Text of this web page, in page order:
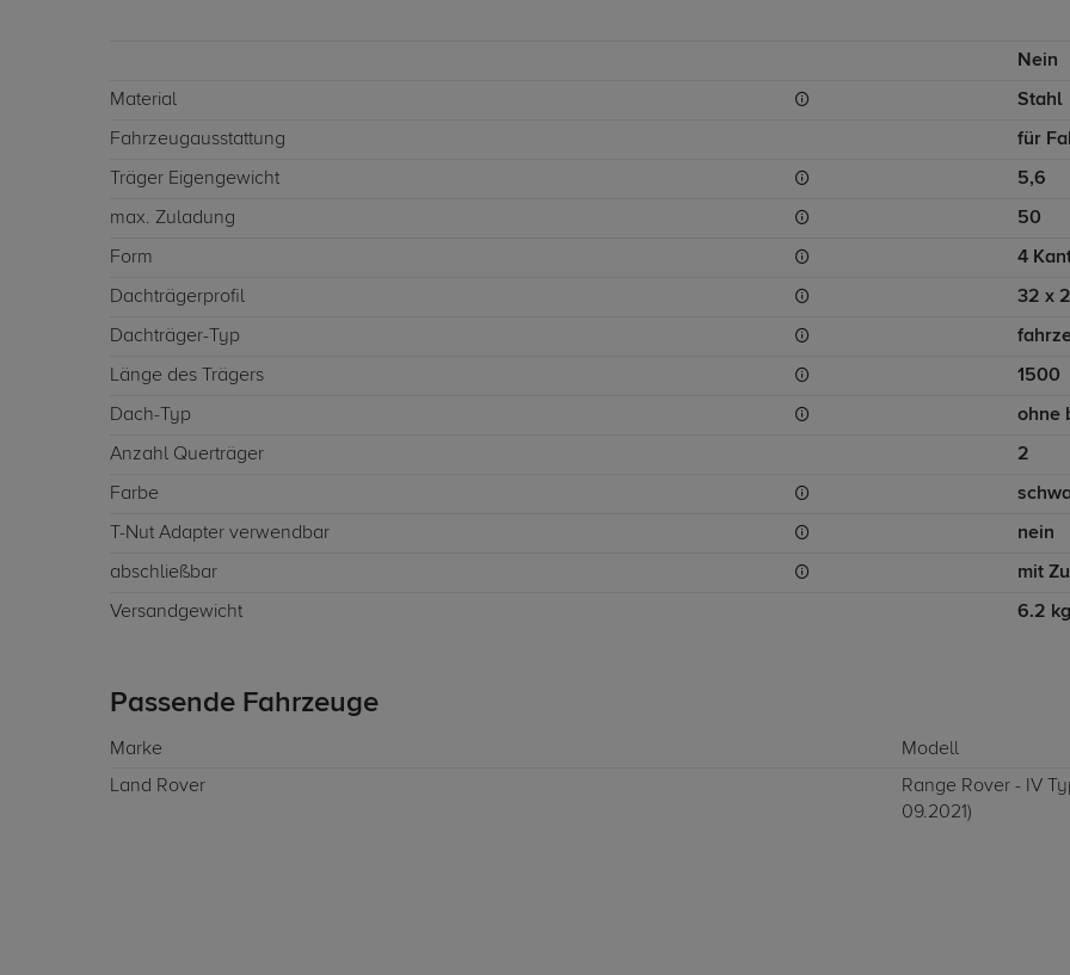
Nein
Material Stahl
Fahrzeugausstattung für
Träger Eigengewicht 5,6
max. Zuladung 50
Form 4
Dachträgerprofil 32 x
Dachträger-Typ
Länge des Trägers 1500
Dach-Typ ohne
Anzahl Querträger 2
Farbe
T-Nut Adapter verwendbar nein
abschließbar mit
Versandgewicht 6.2 kg
Passende Fahrzeuge
Marke Modell
Land Rover
Range Rover - IV
09.2021)